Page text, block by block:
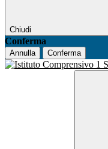
Chiudi
Conferma
Annulla Conferma